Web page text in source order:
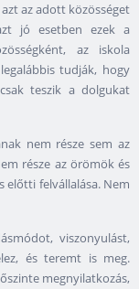
az adott közösséget
jó esetben ezek a
az iskola
tudják, hogy
teszik a dolgukat
nem része sem az
része az örömök és
előtti felvállalása. Nem
viszonyulást,
és teremt is meg.
megnyilatkozás,